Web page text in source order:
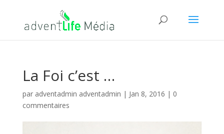
La Foi c’est …
par adventadmin adventadmin | Jan 8, 2016 | 0
commentaires